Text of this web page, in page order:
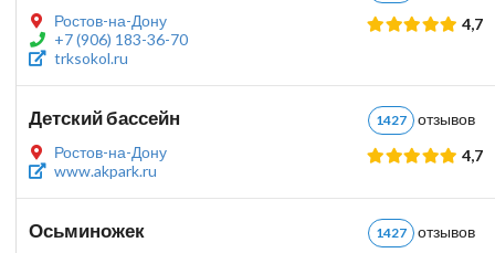
Ростов-на-Дону
+7 (906) 183-36-70
trksokol.ru
4,7
Детский бассейн 1427
Ростов-на-Дону
www.akpark.ru
4,7
Осьминожек 1427